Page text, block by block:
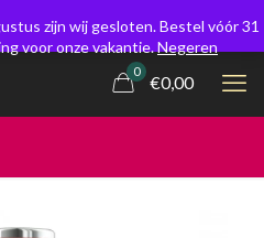
0
€0,00
zijn wij gesloten. Bestel vóór 31
voor onze vakantie.Negeren